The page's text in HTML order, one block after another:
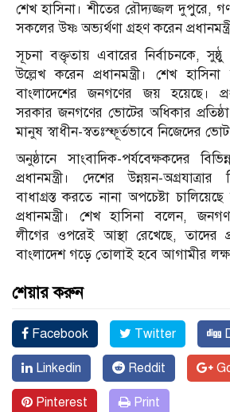
শেখ হাসিনা। শীতের রৌদ্যজ্জল দুপুরে,
সকলের উষ্ণ অভ্যর্থণা গ্রহণ করেন
সূচনা বক্তৃতায় এবারের নির্বাচনকে, সুষ্ঠু
উল্লেখ করেন প্রধানমন্ত্রী। শেখ
বাংলাদেশের জনগণের জয় হয়েছে।
সরকার জনগণের ভোটের অধিকার
মানুষ স্বাধীন-স্বতঃস্ফূর্তভাবে নিজেদের
অনুষ্ঠানে সাংবাদিক-পর্যবেক্ষকদের
প্রধানমন্ত্রী। দেশের উন্নয়ন-অগ্রযাত্রার
বাধাগ্রস্ত করতে নানা অপচেষ্টা
প্রধানমন্ত্রী। শেখ হাসিনা বলেন,
লীগের ওপরেই আস্থা রেখেছে, তাদের
বাংলাদেশ গড়ে তোলাই হবে আগামীর
শেয়ার করুন
Facebook Twitter
Linkedin Reddit
Pinterest Print